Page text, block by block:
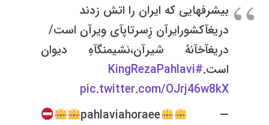
بیشرفهایی که ایران را اتش زدند
دریغآکشورایرآن زِسرتاپآی ویرآن است/
دریغآخآنهٔ شیرآن،نشیمنگآهِ دیوان
است.#KingRezaPahlavi
pic.twitter.com/OJrj46w8kX
—
pahlaviahoraee